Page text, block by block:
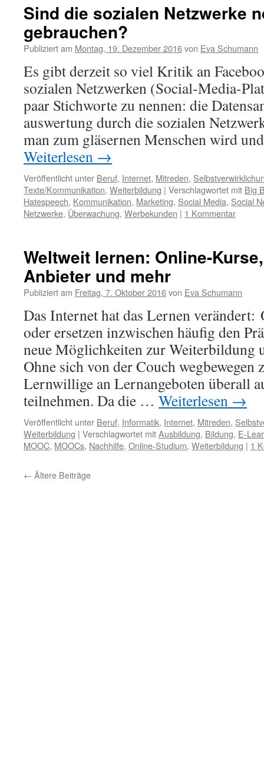
Sind die sozialen Netzwerke
gebrauchen?
Publiziert am Montag, 19. Dezember 2016von Eva Schumann
Es gibt derzeit so viel Kritik an
sozialen Netzwerken (Social-Media-
paar Stichworte zu nennen: die
auswertung durch die sozialen
man zum gläsernen Menschen wird
Weiterlesen →
Veröffentlicht unter Beruf, Internet, Mitreden,
Texte/Kommunikation, Weiterbildung | Verschlagwortet mit Big
Hatespeech, Kommunikation, Marketing, Social Media, Social
Netzwerke, Überwachung, Werbekunden | 1 Kommentar
Weltweit lernen: Online-
Anbieter und mehr
Publiziert am Freitag, 7. Oktober 2016von Eva Schumann
Das Internet hat das Lernen verändert:
oder ersetzen inzwischen häufig den
neue Möglichkeiten zur Weiterbildung
Ohne sich von der Couch wegbewegen
Lernwillige an Lernangeboten überall
teilnehmen. Da die … Weiterlesen →
Veröffentlicht unter Beruf, Informatik, Internet, Mitreden,
Weiterbildung | Verschlagwortet mitAusbildung, Bildung, E-
MOOC, MOOCs, Nachhilfe, Online-Studium, Weiterbildung | 1
← Ältere Beiträge